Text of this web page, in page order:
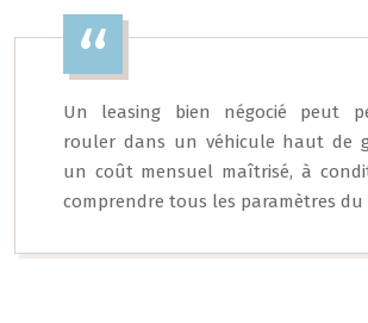
Un leasing bien négocié peut
rouler dans un véhicule haut de
un coût mensuel maîtrisé, à
comprendre tous les paramètres